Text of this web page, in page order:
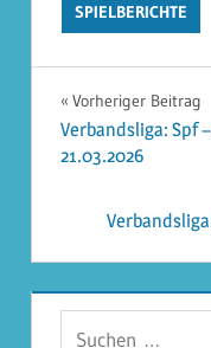
SPIELBERICHTE
Vorheriger Beitrag
Verbandsliga: Spf
21.03.2026